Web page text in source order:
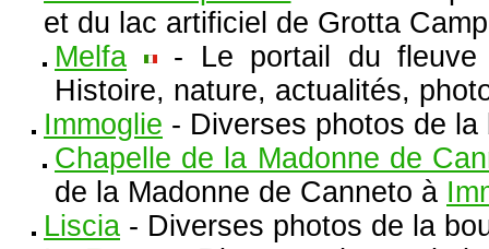
et du lac artificiel de Grotta
Melfa
- Le portail du fleuve
Histoire, nature, actualités,
Immoglie - Diverses photos de
Chapelle de la Madonne de
de la Madonne de Canneto à
Liscia - Diverses photos de la